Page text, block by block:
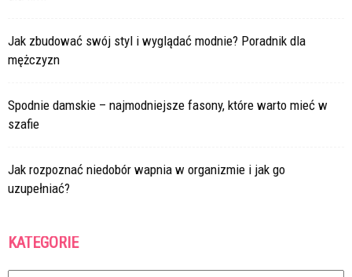
Jak zbudować swój styl i wyglądać modnie? Poradnik dla
mężczyzn
Spodnie damskie – najmodniejsze fasony, które warto mieć w
szafie
Jak rozpoznać niedobór wapnia w organizmie i jak go
uzupełniać?
KATEGORIE
Kategorie